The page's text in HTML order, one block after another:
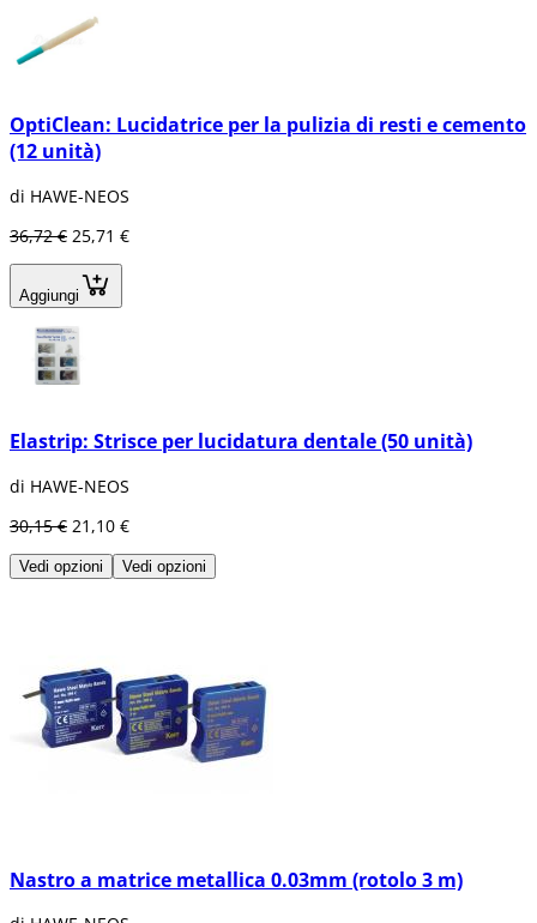
OptiClean: Lucidatrice per la pulizia di resti e cemento
(12 unità)
di HAWE-NEOS
36,72 € 25,71 €
Aggiungi
Elastrip: Strisce per lucidatura dentale (50 unità)
di HAWE-NEOS
30,15 € 21,10 €
Vedi opzioni Vedi opzioni
Nastro a matrice metallica 0.03mm (rotolo 3 m)